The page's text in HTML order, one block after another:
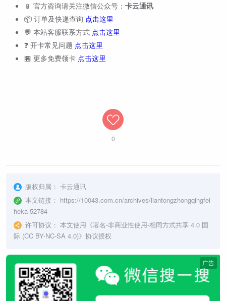
📱 官方咨询请关注微信公众号： 卡云通讯
📦 订单及快递查询 点击这里
💬 本站客服联系方式 点击这里
❓ 开卡常见问题 点击这里
🏪 更多免费领卡 点击这里
0
版权归属： 卡云通讯
本文链接： https://10043.com.cn/archives/liantongzhongqingfei
heka-52784
许可协议： 本文使用《署名-非商业性使用-相同方式共享 4.0 国
际 (CC BY-NC-SA 4.0)》协议授权
广告